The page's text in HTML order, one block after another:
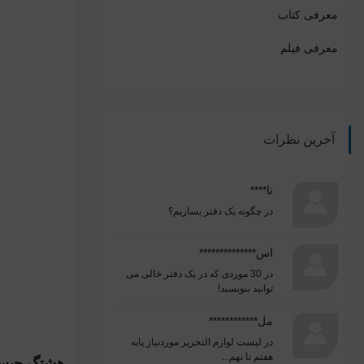
معرفی کتاب
معرفی فیلم
آخرین نظرات
نا****
در چگونه یک دفتر بسازیم؟
اس**************
در
30 موردی که در یک دفتر خالی می
توانید بنویسید!
مل************
در لیست لوازم التحریر موردنیاز پایه
هفتم تا نهم...